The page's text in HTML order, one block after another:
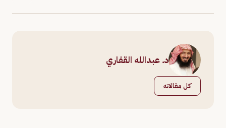
د. عبدالله القفاري
كل مقالاته